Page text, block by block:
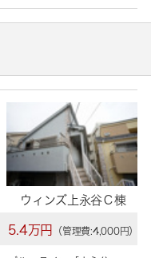
ウィンズ上永谷Ｃ棟
5.4万円 （管理費:4,000円）